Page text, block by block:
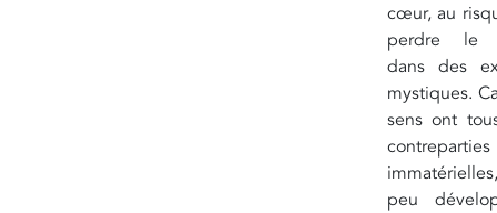
cœur, au
perdre le
dans des
mystiques.
sens ont
contreparties
peu